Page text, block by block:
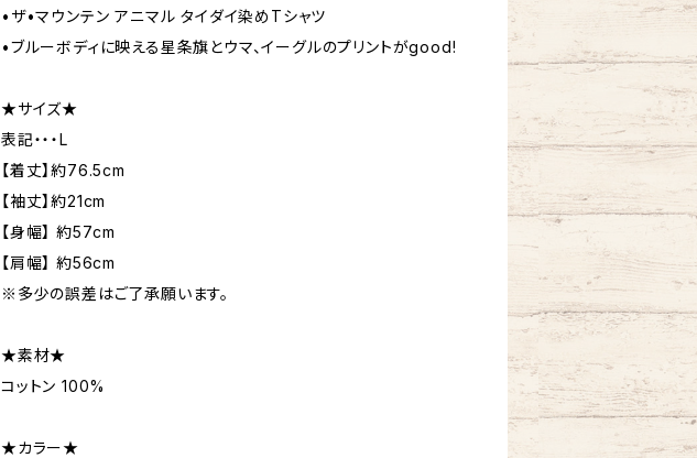
•ザ•マウンテン アニマル タイダイ染めTシャツ
•ブルーボディに映える星条旗とウマ、イーグルのプリントがgood!
★サイズ★
表記・・・L
【着丈】約76.5cm
【袖丈】約21cm
【身幅】 約57cm
【肩幅】 約56cm
※多少の誤差はご了承願います。
★素材★
コットン 100%
★カラー★